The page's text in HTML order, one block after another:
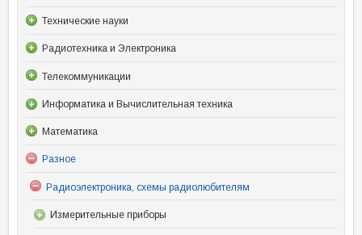
Технические науки
Радиотехника и Электроника
Телекоммуникации
Информатика и Вычислительная техника
Математика
Разное
Радиоэлектроника, схемы радиолюбителям
Измерительные приборы